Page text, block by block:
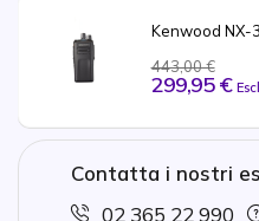
Kenwood NX-
443,00 €
299,95 €
Contatta i nostri
02 365 22 990